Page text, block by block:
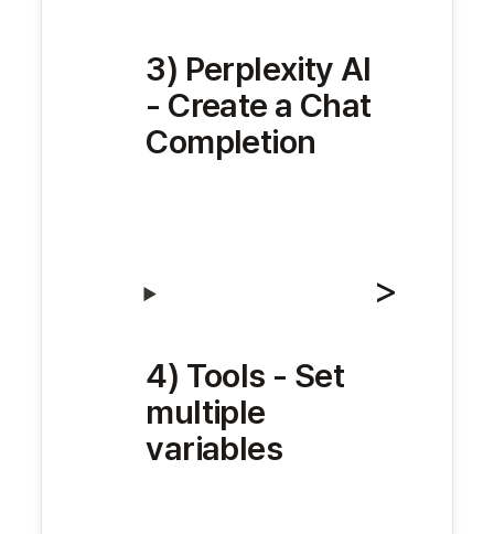
3) Perplexity AI
- Create a Chat
Completion
4) Tools - Set
multiple
variables